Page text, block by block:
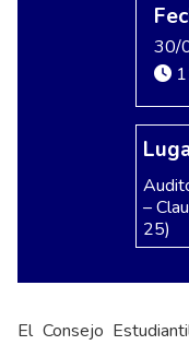
30/
–
25)
El Consejo